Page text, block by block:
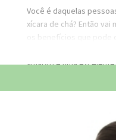
Você é daquelas
xícara de chá? Então
os benefícios que pode
que, apesar de ser
amargo é uma
do nível de glicose no